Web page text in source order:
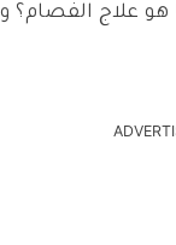
هو علاج الفصام؟ و